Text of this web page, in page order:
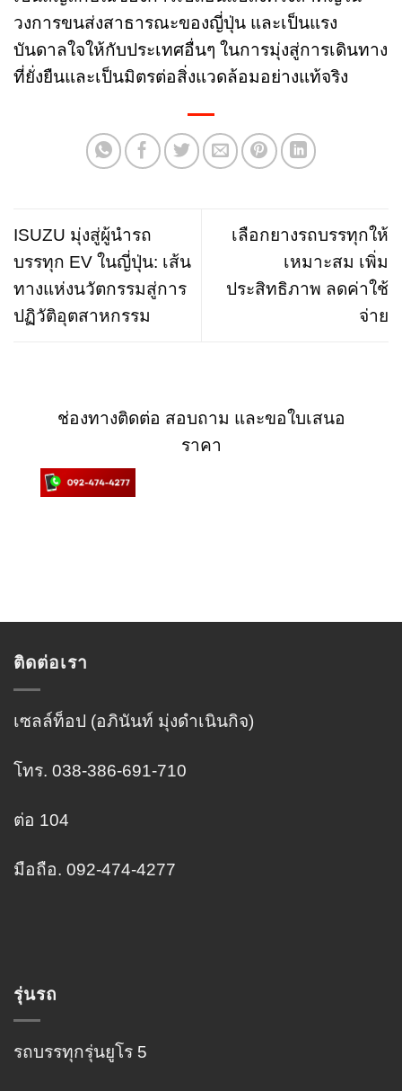
วงการขนส่งสาธารณะของญี่ปุ่น และเป็นแรง
บันดาลใจให้กับประเทศอื่นๆ ในการมุ่งสู่การเดินทาง
ที่ยั่งยืนและเป็นมิตรต่อสิ่งแวดล้อมอย่างแท้จริง
ISUZU มุ่งสู่ผู้นำรถ
บรรทุก EV ในญี่ปุ่น: เส้น
ทางแห่งนวัตกรรมสู่การ
ปฏิวัติอุตสาหกรรม
เลือกยางรถบรรทุกให้
เหมาะสม เพิ่ม
ประสิทธิภาพ ลดค่าใช้
จ่าย
ช่องทางติดต่อ สอบถาม และขอใบเสนอ
ราคา
ติดต่อเรา
เซลล์ท็อป (อภินันท์ มุ่งดำเนินกิจ)
โทร. 038-386-691-710
ต่อ 104
มือถือ. 092-474-4277
รุ่นรถ
รถบรรทุกรุ่นยูโร 5